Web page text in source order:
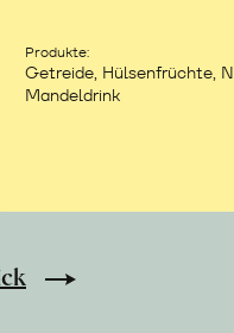
Produkte:
Getreide, Hülsenfrüchte,
Mandeldrink